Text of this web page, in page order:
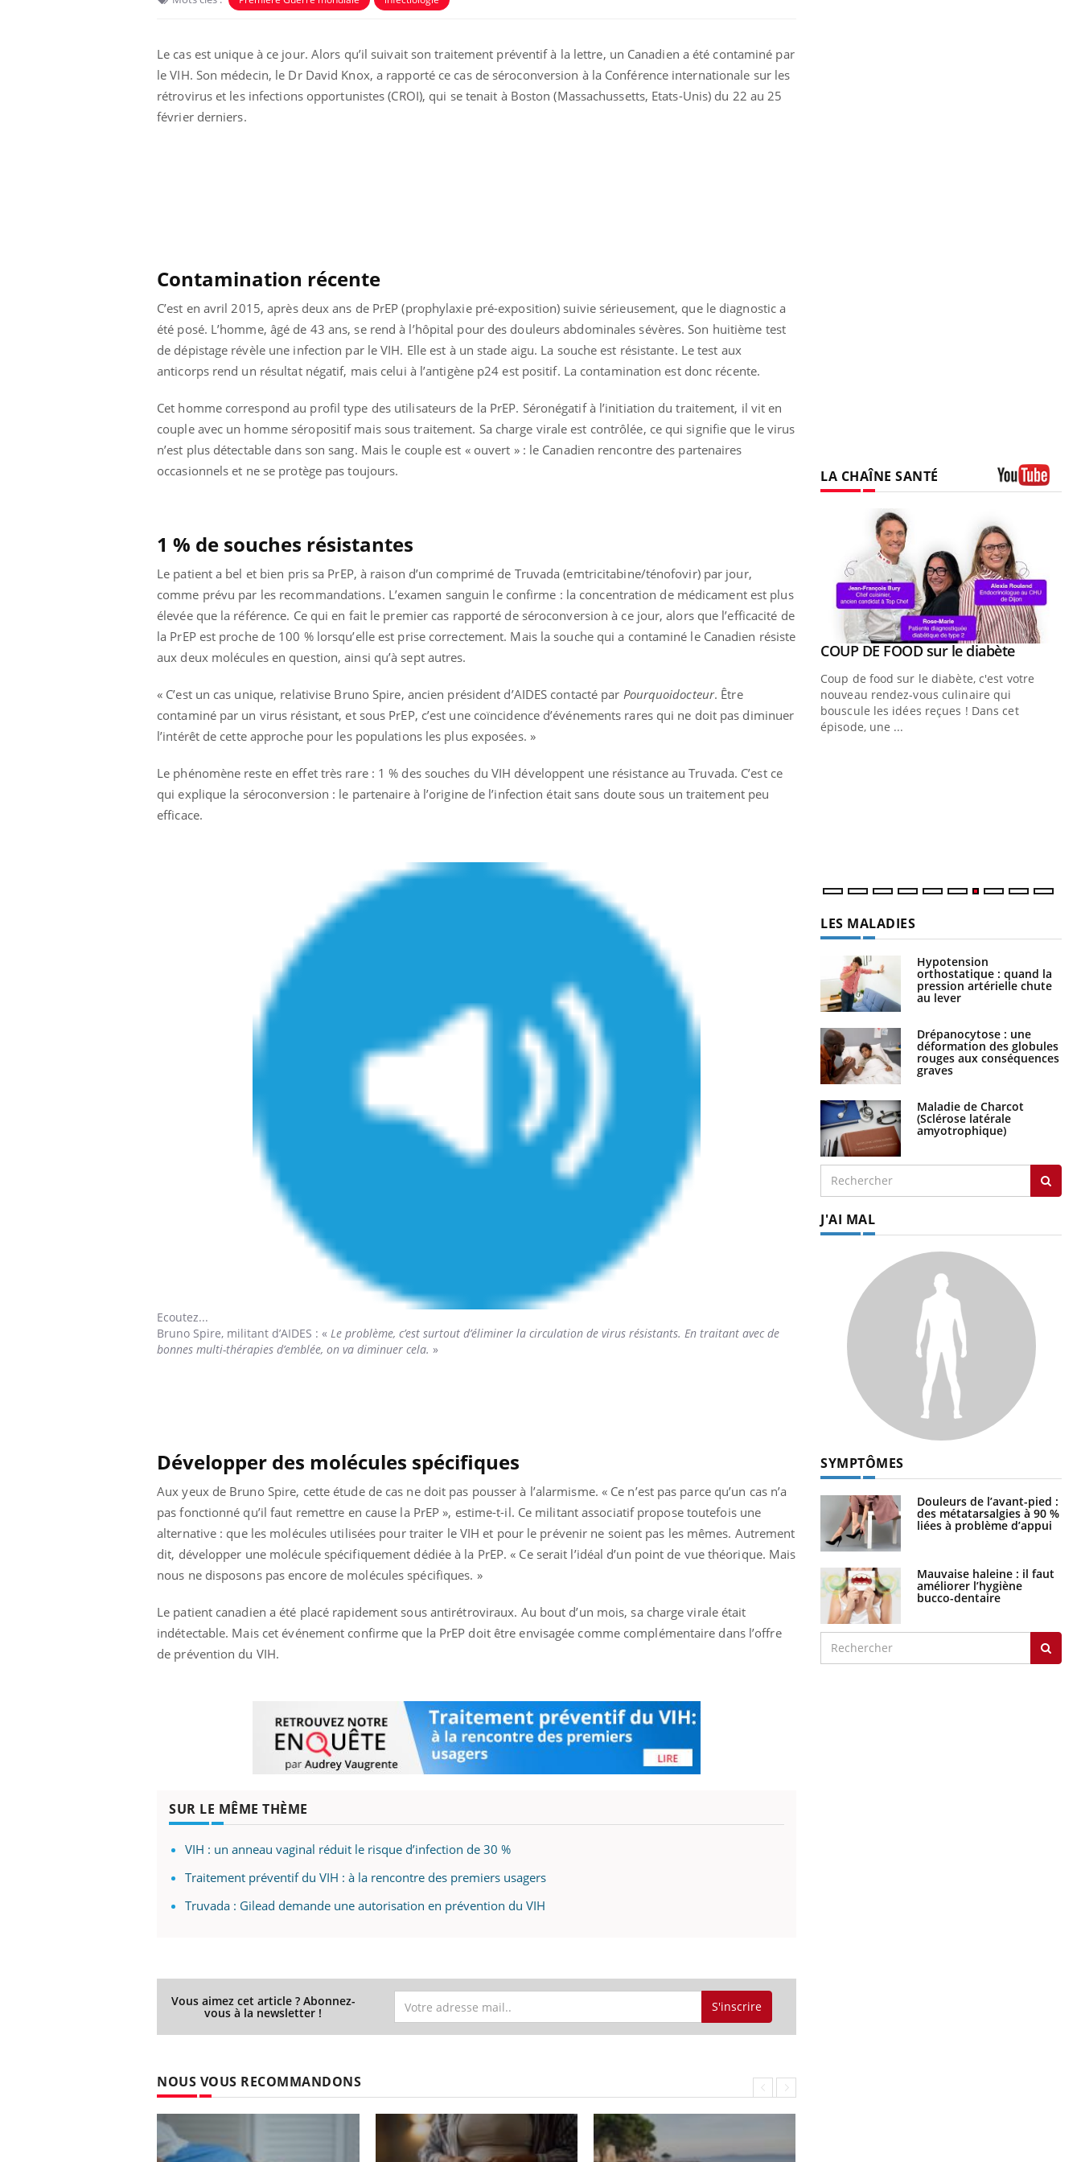
Le cas est unique à ce jour. Alors qu’il suivait son traitement préventif à la lettre, un Canadien a été contaminé par
le VIH. Son médecin, le Dr David Knox, a rapporté ce cas de séroconversion à la Conférence internationale sur les
rétrovirus et les infections opportunistes (CROI), qui se tenait à Boston (Massachussetts, Etats-Unis) du 22 au 25
février derniers.
Contamination récente
C’est en avril 2015, après deux ans de PrEP (prophylaxie pré-exposition) suivie sérieusement, que le diagnostic a
été posé. L’homme, âgé de 43 ans, se rend à l’hôpital pour des douleurs abdominales sévères. Son huitième test
de dépistage révèle une infection par le VIH. Elle est à un stade aigu. La souche est résistante. Le test aux
anticorps rend un résultat négatif, mais celui à l’antigène p24 est positif. La contamination est donc récente.
Cet homme correspond au profil type des utilisateurs de la PrEP. Séronégatif à l’initiation du traitement, il vit en
couple avec un homme séropositif mais sous traitement. Sa charge virale est contrôlée, ce qui signifie que le virus
n’est plus détectable dans son sang. Mais le couple est « ouvert » : le Canadien rencontre des partenaires
occasionnels et ne se protège pas toujours.
1 % de souches résistantes
Le patient a bel et bien pris sa PrEP, à raison d’un comprimé de Truvada (emtricitabine/ténofovir) par jour,
comme prévu par les recommandations. L’examen sanguin le confirme : la concentration de médicament est plus
élevée que la référence. Ce qui en fait le premier cas rapporté de séroconversion à ce jour, alors que l’efficacité de
la PrEP est proche de 100 % lorsqu’elle est prise correctement. Mais la souche qui a contaminé le Canadien résiste
aux deux molécules en question, ainsi qu’à sept autres.
« C’est un cas unique, relativise Bruno Spire, ancien président d’AIDES contacté par Pourquoidocteur. Être
contaminé par un virus résistant, et sous PrEP, c’est une coïncidence d’événements rares qui ne doit pas diminuer
l’intérêt de cette approche pour les populations les plus exposées. »
Le phénomène reste en effet très rare : 1 % des souches du VIH développent une résistance au Truvada. C’est ce
qui explique la séroconversion : le partenaire à l’origine de l’infection était sans doute sous un traitement peu
efficace.
Ecoutez...
Bruno Spire, militant d’AIDES : « Le problème, c’est surtout d’éliminer la circulation de virus résistants. En traitant avec de
bonnes multi-thérapies d’emblée, on va diminuer cela. »
Développer des molécules spécifiques
Aux yeux de Bruno Spire, cette étude de cas ne doit pas pousser à l’alarmisme. « Ce n’est pas parce qu’un cas n’a
pas fonctionné qu’il faut remettre en cause la PrEP », estime-t-il. Ce militant associatif propose toutefois une
alternative : que les molécules utilisées pour traiter le VIH et pour le prévenir ne soient pas les mêmes. Autrement
dit, développer une molécule spécifiquement dédiée à la PrEP. « Ce serait l’idéal d’un point de vue théorique. Mais
nous ne disposons pas encore de molécules spécifiques. »
Le patient canadien a été placé rapidement sous antirétroviraux. Au bout d’un mois, sa charge virale était
indétectable. Mais cet événement confirme que la PrEP doit être envisagée comme complémentaire dans l’offre
de prévention du VIH.
SUR LE MÊME THÈME
VIH : un anneau vaginal réduit le risque d’infection de 30 %
Traitement préventif du VIH : à la rencontre des premiers usagers
Truvada : Gilead demande une autorisation en prévention du VIH
Vous aimez cet article ? Abonnez-
vous à la newsletter ! S'inscrire
NOUS VOUS RECOMMANDONS
LA CHAÎNE SANTÉ
Diabète & Ramadan 2026
nombreuses personnes atteintes de
diabète, c'est une période de questions, de
Youtube
Un « jumeau numérique » pour
faciliter l’accès à la médecine
Un établissement lié à un groupe
mutualiste innove en matière de bilan de
santé : l'utilisation d'un « jumeau
Youtube
COUP DE FOOD sur le diabèteYoutube
Coup de food sur le diabète, c'est votre
nouveau rendez-vous culinaire qui
bouscule les idées reçues ! Dans cet
épisode, une ...
LES MALADIES
Hypotension
orthostatique : quand la
pression artérielle chute
au lever
Drépanocytose : une
déformation des globules
rouges aux conséquences
graves
Maladie de Charcot
(Sclérose latérale
amyotrophique)
J'AI MAL
SYMPTÔMES
Douleurs de l’avant-pied :
des métatarsalgies à 90 %
liées à problème d’appui
Mauvaise haleine : il faut
améliorer l’hygiène
bucco-dentaire